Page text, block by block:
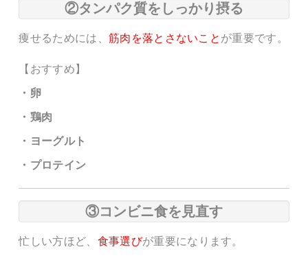
②タンパク質をしっかり摂る
痩せるためには、 筋肉を落とさないこと が重要です。
【おすすめ】
・卵
・鶏肉
・ヨーグルト
・プロテイン
③コンビニ食を見直す
忙しい方ほど、 食事選びが重要になります。